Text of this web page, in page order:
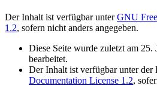
Der Inhalt ist verfügbar unterGNU
1.2, sofern nicht anders angegeben.
Diese Seite wurde zuletzt am
bearbeitet.
Der Inhalt ist verfügbar unter der
Documentation License 1.2,